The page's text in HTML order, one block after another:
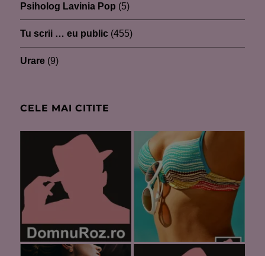
Psiholog Lavinia Pop (5)
Tu scrii … eu public (455)
Urare (9)
CELE MAI CITITE